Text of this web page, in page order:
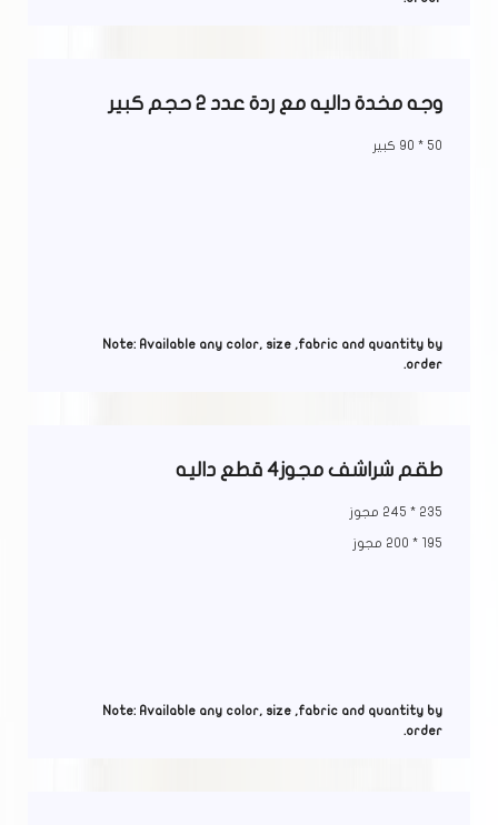
وجه مخدة داليه مع ردة عدد 2 حجم كبير
50 * 90 كبير
Note: Available any color, size ,fabric and quantity by
order.
طقم شراشف مجوز4 قطع داليه
235 * 245 مجوز
195 * 200 مجوز
Note: Available any color, size ,fabric and quantity by
order.